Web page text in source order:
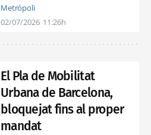
Metrópoli
02/07/2026 11:26h
El Pla de Mobilitat
Urbana de Barcelona,
bloquejat fins al proper
mandat